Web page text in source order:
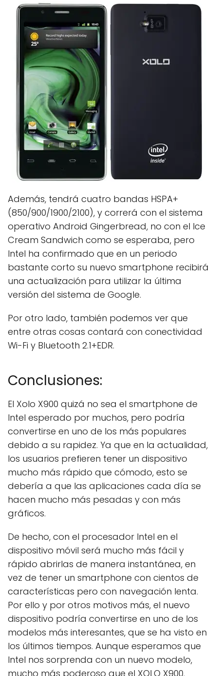
Además, tendrá cuatro bandas HSPA+
(850/900/1900/2100), y correrá con el sistema
operativo Android Gingerbread, no con el Ice
Cream Sandwich como se esperaba, pero
Intel ha confirmado que en un periodo
bastante corto su nuevo smartphone recibirá
una actualización para utilizar la última
versión del sistema de Google.
Por otro lado, también podemos ver que
entre otras cosas contará con conectividad
Wi-Fi y Bluetooth 2.1+EDR.
Conclusiones:
El Xolo X900 quizá no sea el smartphone de
Intel esperado por muchos, pero podría
convertirse en uno de los más populares
debido a su rapidez. Ya que en la actualidad,
los usuarios prefieren tener un dispositivo
mucho más rápido que cómodo, esto se
debería a que las aplicaciones cada día se
hacen mucho más pesadas y con más
gráficos.
De hecho, con el procesador Intel en el
dispositivo móvil será mucho más fácil y
rápido abrirlas de manera instantánea, en
vez de tener un smartphone con cientos de
características pero con navegación lenta.
Por ello y por otros motivos más, el nuevo
dispositivo podría convertirse en uno de los
modelos más interesantes, que se ha visto en
los últimos tiempos. Aunque esperamos que
Intel nos sorprenda con un nuevo modelo,
mucho más poderoso que el XOLO X900.